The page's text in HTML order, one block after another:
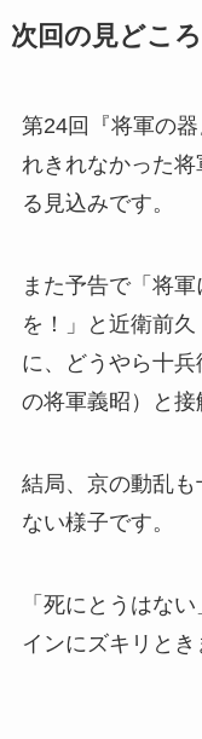
次回の見どころ
第24回『将軍の
れきれなかった
る見込みです。
また予告で「将軍
を！」と近衛前
に、どうやら十
の将軍義昭）と接
結局、京の動乱
ない様子です。
「死にとうはな
インにズキリとき